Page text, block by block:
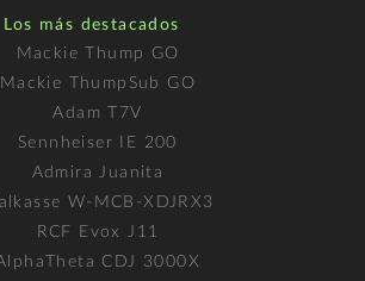
Los más destacados
Mackie Thump GO
Mackie ThumpSub GO
Adam T7V
Sennheiser IE 200
Admira Juanita
W-MCB-XDJRX3
RCF Evox J11
CDJ 3000X